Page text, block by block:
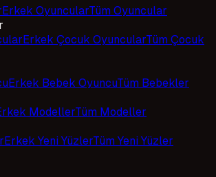
Erkek OyuncularTüm Oyuncular
Erkek Çocuk OyuncularTüm Çocuk
Erkek Bebek OyuncuTüm Bebekler
ModellerTüm Modeller
Erkek Yeni YüzlerTüm Yeni Yüzler